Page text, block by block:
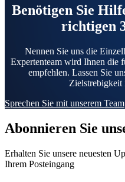
Benötigen Sie
richtigen
Nennen Sie uns die
Expertenteam wird Ihnen die
empfehlen. Lassen Sie
Sprechen Sie mit unserem Team
Abonnieren Sie
Erhalten Sie unsere neuesten
Ihrem Posteingang